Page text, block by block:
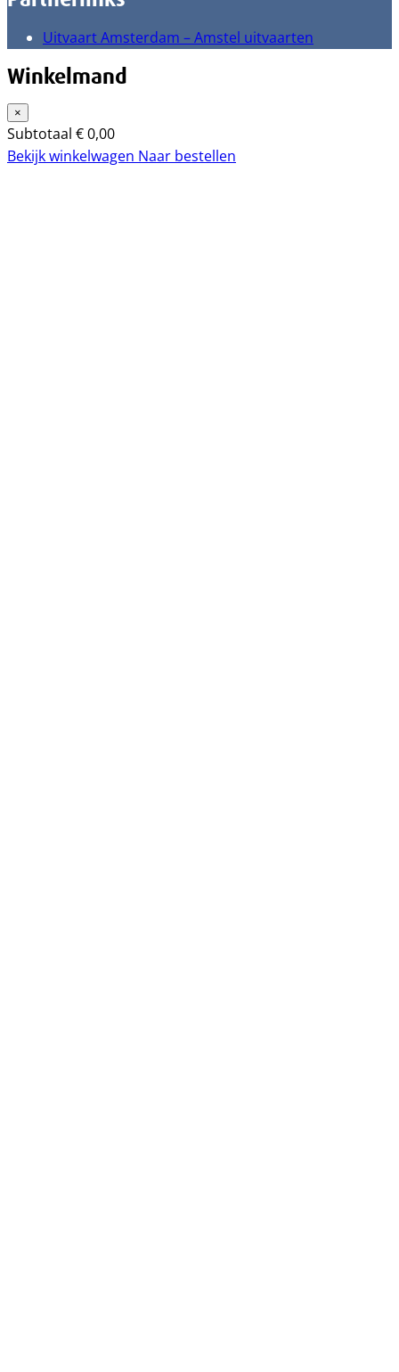
Uitvaart Amsterdam – Amstel uitvaarten
Winkelmand
×
Subtotaal €0,00
Bekijk winkelwagen Naar bestellen